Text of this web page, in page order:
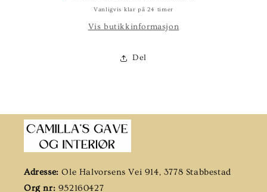
Vanligvis klar på 24 timer
Vis butikkinformasjon
Del
Adresse:Ole Halvorsens Vei 914, 3778 Stabbestad
Org nr: 952160427